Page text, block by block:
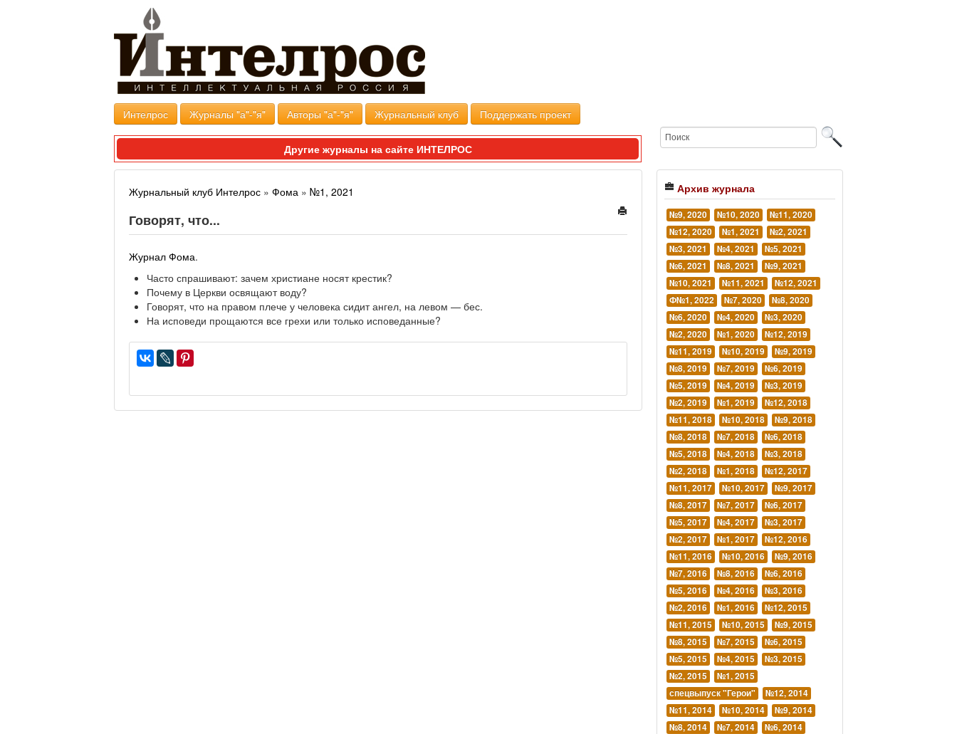
Интелрос Журналы "а"-"я" Авторы "а"-"я" Журнальный клуб Поддержать проект
Другие журналы на сайте ИНТЕЛРОС
Журнальный клуб Интелрос » Фома » №1, 2021
Говорят, что...
Журнал Фома.
Часто спрашивают: зачем христиане носят крестик?
Почему в Церкви освящают воду?
Говорят, что на правом плече у человека сидит ангел, на левом — бес.
На исповеди прощаются все грехи или только исповеданные?
Архив журнала
№9, 2020 №10, 2020
№11, 2020
№12, 2020
№1, 2021
№2, 2021
№3, 2021
№4, 2021
№5, 2021
№6, 2021
№8, 2021
№9, 2021
№10, 2021
№11, 2021
№12, 2021
Ф№1, 2022
№7, 2020
№8, 2020
№6, 2020
№4, 2020
№3, 2020
№2, 2020
№1, 2020
№12, 2019
№11, 2019
№10, 2019
№9, 2019
№8, 2019
№7, 2019
№6, 2019
№5, 2019
№4, 2019
№3, 2019
№2, 2019
№1, 2019
№12, 2018
№11, 2018
№10, 2018
№9, 2018
№8, 2018
№7, 2018
№6, 2018
№5, 2018
№4, 2018
№3, 2018
№2, 2018
№1, 2018
№12, 2017
№11, 2017
№10, 2017
№9, 2017
№8, 2017
№7, 2017
№6, 2017
№5, 2017
№4, 2017
№3, 2017
№2, 2017
№1, 2017
№12, 2016
№11, 2016
№10, 2016
№9, 2016
№7, 2016
№8, 2016
№6, 2016
№5, 2016
№4, 2016
№3, 2016
№2, 2016
№1, 2016
№12, 2015
№11, 2015
№10, 2015
№9, 2015
№8, 2015
№7, 2015
№6, 2015
№5, 2015
№4, 2015
№3, 2015
№2, 2015
№1, 2015
спецвыпуск "Герои"
№12, 2014
№11, 2014
№10, 2014
№9, 2014
№8, 2014
№7, 2014
№6, 2014